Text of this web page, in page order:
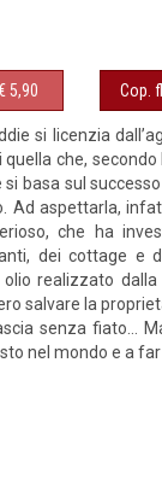
5,90 Cop.
si licenzia
che,
basa sul
aspettarla,
che ha
dei cottage e
realizzato
salvare la
senza fiato…
nel mondo e a